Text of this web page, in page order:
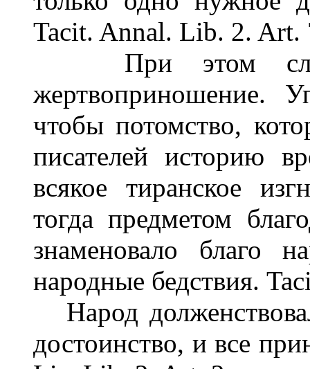
Tacit. Annal. Lib. 2. Art.
При этом
жертвоприношение.
чтобы потомство,
писателей историю
всякое тиранское
тогда предметом
знаменовало благо
народные бедствия.
Народ
достоинство, и все